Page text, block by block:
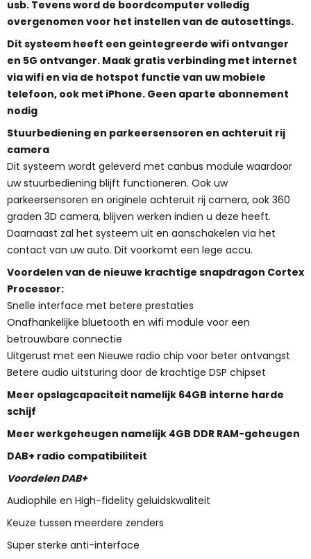
usb. Tevens word de boordcomputer volledig
overgenomen voor het instellen van de autosettings.
Dit systeem heeft een geintegreerde wifi ontvanger
en 5G ontvanger. Maak gratis verbinding met internet
via wifi en via de hotspot functie van uw mobiele
telefoon, ook met iPhone. Geen aparte abonnement
nodig
Stuurbediening en parkeersensoren en achteruit rij
camera
Dit systeem wordt geleverd met canbus module waardoor
uw stuurbediening blijft functioneren. Ook uw
parkeersensoren en originele achteruit rij camera, ook 360
graden 3D camera, blijven werken indien u deze heeft.
Daarnaast zal het systeem uit en aanschakelen via het
contact van uw auto. Dit voorkomt een lege accu.
Voordelen van de nieuwe krachtige snapdragon Cortex
Processor:
Snelle interface met betere prestaties
Onafhankelijke bluetooth en wifi module voor een
betrouwbare connectie
Uitgerust met een Nieuwe radio chip voor beter ontvangst
Betere audio uitsturing door de krachtige DSP chipset
Meer opslagcapaciteit namelijk 64GB interne harde
schijf
Meer werkgeheugen namelijk 4GB DDR RAM-geheugen
DAB+ radio compatibiliteit
Voordelen DAB+
Audiophile en High-fidelity geluidskwaliteit
Keuze tussen meerdere zenders
Super sterke anti-interface